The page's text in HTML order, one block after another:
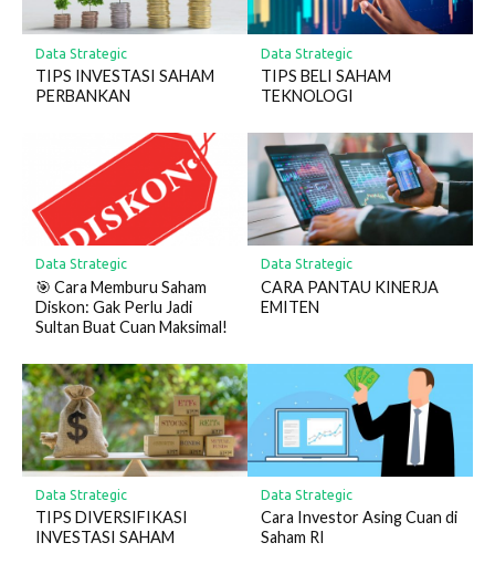
Data Strategic
TIPS INVESTASI SAHAM
PERBANKAN
Data Strategic
TIPS BELI SAHAM
TEKNOLOGI
Data Strategic
🎯 Cara Memburu Saham
Diskon: Gak Perlu Jadi
Sultan Buat Cuan Maksimal!
Data Strategic
CARA PANTAU KINERJA
EMITEN
Data Strategic
TIPS DIVERSIFIKASI
INVESTASI SAHAM
Data Strategic
Cara Investor Asing Cuan di
Saham RI